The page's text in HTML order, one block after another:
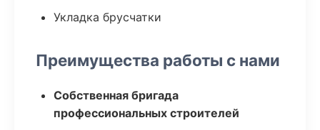
Укладка брусчатки
Преимущества работы с нами
Собственная бригада
профессиональных строителей